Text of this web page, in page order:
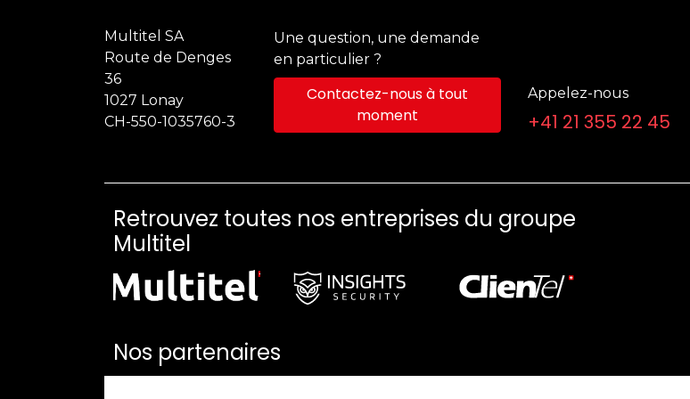
Multitel SA
Route de Denges
36
1027 Lonay
CH-550-1035760-3
Une question, une demande
en particulier ?
Contactez-nous à tout
moment
Appelez-nous
+41 21 355 22 45
Retrouvez toutes nos entreprises du groupe
Multitel
Nos partenaires